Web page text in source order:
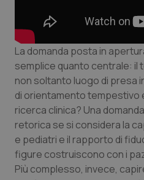
Sicilia
Toscana
Umbria
Valle D’Aosta
Veneto
Neuroscienze &
Obesità
Oftalmologia
Oncodermatologia
Oncoematologia
La domanda posta in
semplice quanto centrale: il
non soltanto luogo di presa
di orientamento tempestivo
ricerca clinica? Una
retorica se si considera la
e pediatri e il rapporto di
figure costruiscono con i
Più complesso, invece,